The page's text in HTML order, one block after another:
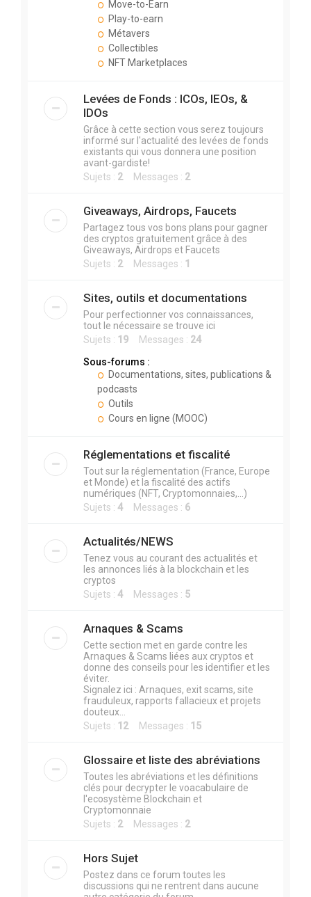
Move-to-Earn
Play-to-earn
Métavers
Collectibles
NFT Marketplaces
Levées de Fonds : ICOs, IEOs, &
IDOs
Grâce à cette section vous serez toujours
informé sur l'actualité des levées de fonds
existants qui vous donnera une position
avant-gardiste!
Sujets : 2Messages : 2
Giveaways, Airdrops, Faucets
Partagez tous vos bons plans pour gagner
des cryptos gratuitement grâce à des
Giveaways, Airdrops et Faucets
Sujets : 2Messages : 1
Sites, outils et documentations
Pour perfectionner vos connaissances,
tout le nécessaire se trouve ici
Sujets : 19 Messages : 24
Sous-forums :
Documentations, sites, publications &
podcasts
Outils
Cours en ligne (MOOC)
Réglementations et fiscalité
Tout sur la réglementation (France, Europe
et Monde) et la fiscalité des actifs
numériques (NFT, Cryptomonnaies,...)
Sujets : 4 Messages : 6
Actualités/NEWS
Tenez vous au courant des actualités et
les annonces liés à la blockchain et les
cryptos
Sujets : 4 Messages : 5
Arnaques & Scams
Cette section met en garde contre les
Arnaques & Scams liées aux cryptos et
donne des conseils pour les identifier et les
éviter.
Signalez ici : Arnaques, exit scams, site
frauduleux, rapports fallacieux et projets
douteux...
Sujets : 12Messages : 15
Glossaire et liste des abréviations
Toutes les abréviations et les définitions
clés pour decrypter le voacabulaire de
l'ecosystème Blockchain et
Cryptomonnaie
Sujets : 2Messages : 2
Hors Sujet
Postez dans ce forum toutes les
discussions qui ne rentrent dans aucune